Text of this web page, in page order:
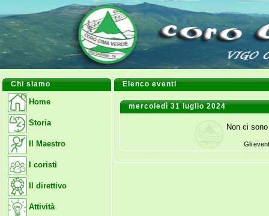
Chi siamo
Home
Storia
Il Maestro
I coristi
Il direttivo
Attività
Elenco eventi
mercoledì 31 luglio 2024
Non ci
Gli